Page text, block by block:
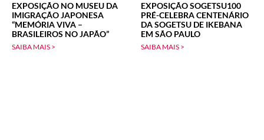
EXPOSIÇÃO NO MUSEU DA
IMIGRAÇÃO JAPONESA
“MEMÓRIA VIVA –
BRASILEIROS NO JAPÃO”
SAIBA MAIS >
EXPOSIÇÃO SOGETSU100
PRÉ-CELEBRA CENTENÁRIO
DA SOGETSU DE IKEBANA
EM SÃO PAULO
SAIBA MAIS >